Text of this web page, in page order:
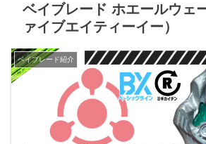
ベイブレード ホエールウェ
ァイブエイティーイー）
ベイブレード紹介